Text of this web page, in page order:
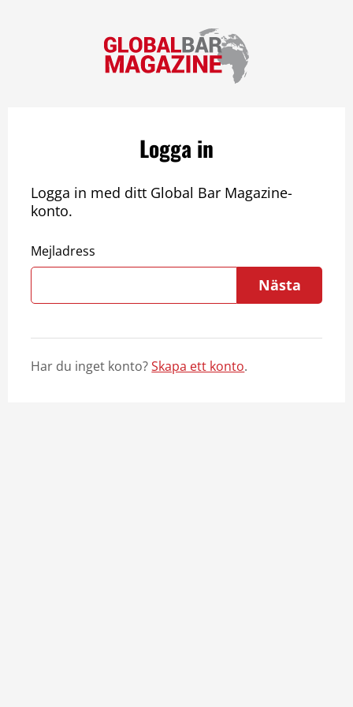
Logga in
Logga in med ditt Global Bar Magazine-
konto.
Mejladress
Nästa
Har du inget konto?Skapa ett konto.